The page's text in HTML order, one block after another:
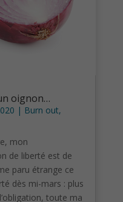
oignon…
| Burn out,
mon
de liberté est de
paru étrange ce
dès mi-mars : plus
toute ma